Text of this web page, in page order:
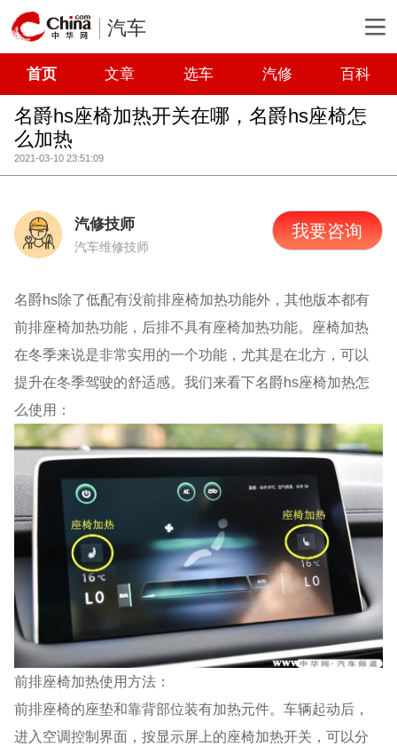
汽车
首页 文章 选车 汽修 百科
名爵hs座椅加热开关在哪，名爵hs座椅怎
么加热
2021-03-10 23:51:09
汽修技师
汽车维修技师
我要咨询
名爵hs除了低配有没前排座椅加热功能外，其他版本都有
前排座椅加热功能，后排不具有座椅加热功能。座椅加热
在冬季来说是非常实用的一个功能，尤其是在北方，可以
提升在冬季驾驶的舒适感。我们来看下名爵hs座椅加热怎
么使用：
前排座椅加热使用方法：
前排座椅的座垫和靠背部位装有加热元件。车辆起动后，
进入空调控制界面，按显示屏上的座椅加热开关，可以分